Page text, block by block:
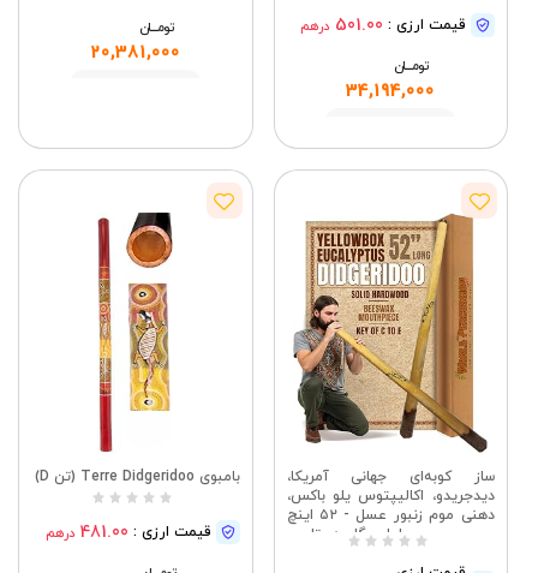
قیمت ارزی : 501.00 درهم
تومــــــان
34,194,000
تومــــــان
20,381,000
ساز کوبه‌ای جهانی آمریکا،
دیدجریدو، اکالیپتوس یلو باکس،
دهنی موم زنبور عسل - ۵۲ اینچ
طول - گام دو تا می
بامبوی Terre Didgeridoo (تن D)
قیمت ارزی : 481.00 درهم